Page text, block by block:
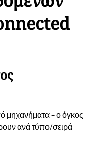
μηχανήματα – ο όγκος
ανά τύπο/σειρά